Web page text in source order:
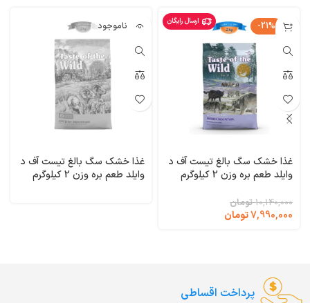
-21% ارسال رایگان
غذا خشک سگ بالغ تیست آف د
وایلد طعم بره وزن 2 کیلوگرم
Mountain
10,140,000 تومان
7,990,000تومان
ناموجود
غذا خشک سگ بالغ تیست آف د
وایلد طعم بره وزن 2 کیلوگرم
پرداخت اقساطی